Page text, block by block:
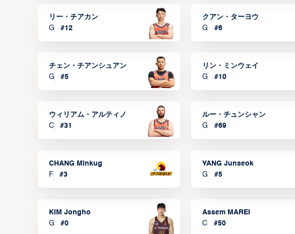
リー・チアカン
G
#12
クアン・ターヨウ
G
#6
チェン・チアンシュアン
G
#5
リン・ミンウェイ
G
#10
ウィリアム・アルティノ
C
#31
ルー・チュンシャン
G
#69
CHANG Minkug
F
#3
YANG Junseok
G
#5
KIM Jongho
G
#0
Assem MAREI
C
#50